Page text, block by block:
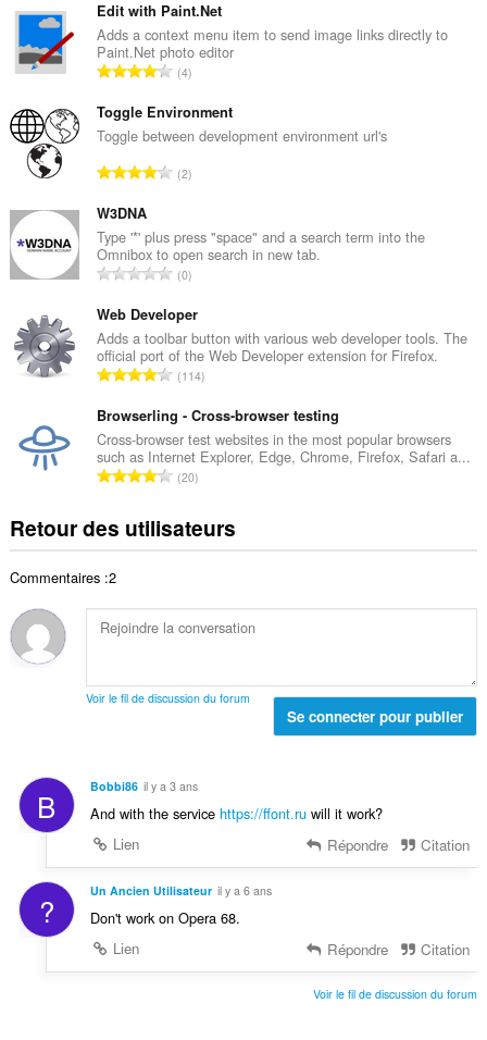
Edit with Paint.Net
Adds a context menu item to send image links directly to
Paint.Net photo editor
N
m
b
e
t
a
d
e
n
o
e
s
:
4
Toggle Environment
Toggle between development environment url's
N
b
r
e
o
t
a
d
e
n
o
e
s
2
W3DNA
Type '*' plus press "space" and a search term into the
Omnibox to open search in new tab.
N
m
b
r
e
o
t
a
e
n
e
0
Web Developer
Adds a toolbar button with various web developer tools. The
official port of the Web Developer extension for Firefox.
N
m
b
r
e
o
t
d
e
t
114
Browserling - Cross-browser testing
Cross-browser test websites in the most popular browsers
such as Internet Explorer, Edge, Chrome, Firefox, Safari a...
N
b
t
o
l
o
e
:
20
Retour des utilisateurs
Commentaires :2
Voir le fil de discussion du forum
Se connecter pour publier
B Bobbi86 il y a 3 ans
And with the service https://ffont.ruwill it work?
Lien
Répondre Citation
? Un Ancien Utilisateur il y a 6 ans
Don't work on Opera 68.
Lien
Répondre Citation
Voir le fil de discussion du forum